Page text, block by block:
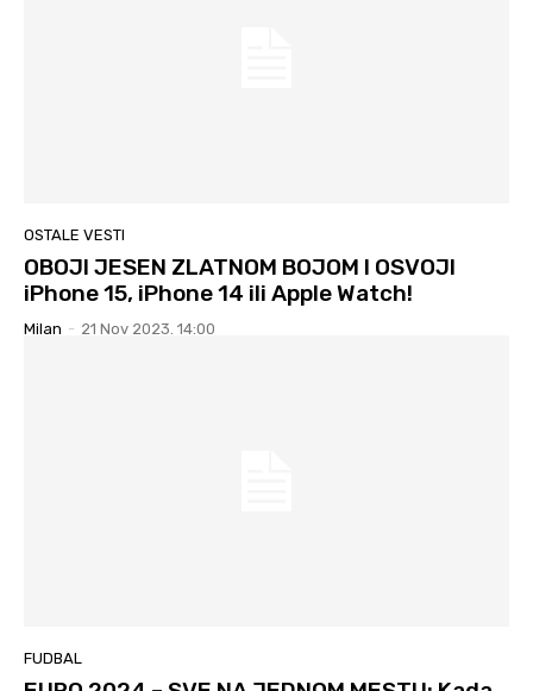
OSTALE VESTI
OBOJI JESEN ZLATNOM BOJOM I OSVOJI
iPhone 15, iPhone 14 ili Apple Watch!
Milan - 21 Nov 2023. 14:00
FUDBAL